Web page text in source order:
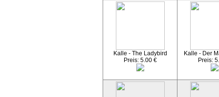
Kalle - The Ladybird
Preis: 5.00 €
Kalle - Der
Preis: